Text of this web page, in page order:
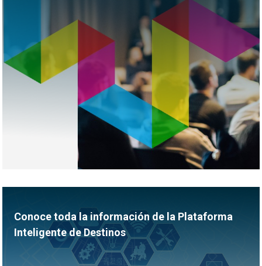
Conoce toda la información de la Plataforma
Inteligente de Destinos